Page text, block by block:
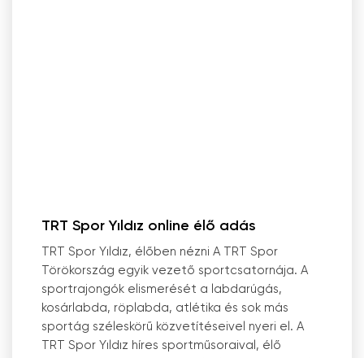
TRT Spor Yıldız online élő adás
TRT Spor Yıldız, élőben nézni A TRT Spor
Törökország egyik vezető sportcsatornája. A
sportrajongók elismerését a labdarúgás,
kosárlabda, röplabda, atlétika és sok más
sportág széleskörű közvetítéseivel nyeri el. A
TRT Spor Yıldız híres sportműsoraival, élő